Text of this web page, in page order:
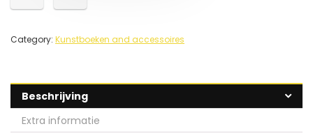
Category: Kunstboeken and accessoires
Beschrijving
Extra informatie